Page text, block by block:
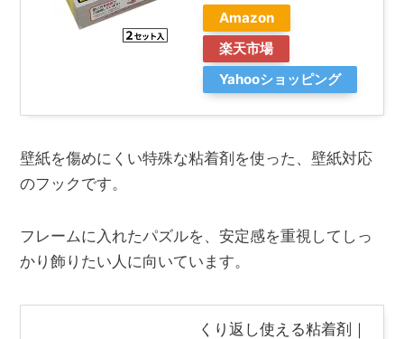
Amazon
楽天市場
Yahooショッピング
壁紙を傷めにくい特殊な粘着剤を使った、壁紙対応
のフックです。
フレームに入れたパズルを、安定感を重視してしっ
かり飾りたい人に向いています。
くり返し使える粘着剤｜